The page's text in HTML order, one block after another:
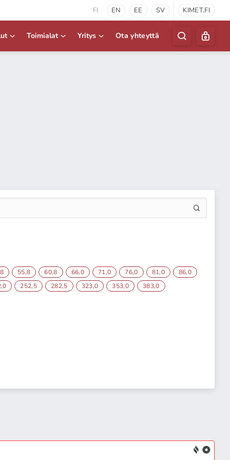
FI EN EE SV KIMET.FI
Toimialat Yritys Ota yhteyttä
55,8 60,8 66,0 71,0 76,0 81,0
86,0
252,5 282,5 323,0 353,0 383,0